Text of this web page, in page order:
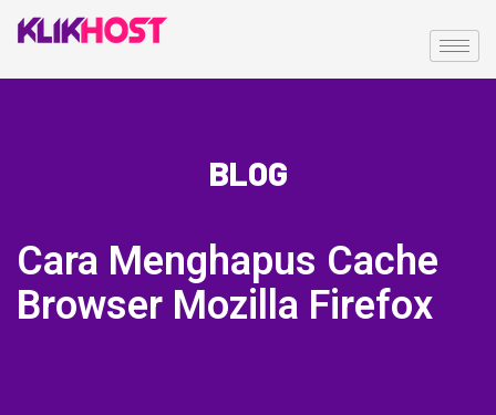
BLOG
Cara Menghapus Cache
Browser Mozilla Firefox